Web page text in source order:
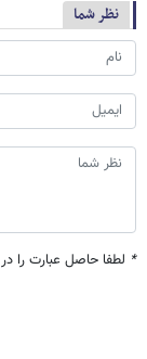
نظر شما
* لطفا حاصل عبارت را